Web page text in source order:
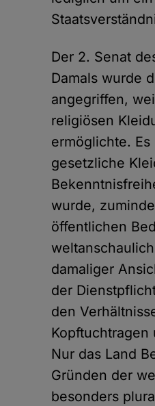
Der 2. Senat
Damals wurde
angegriffen,
religiösen
ermöglichte.
gesetzliche
wurde,
öffentlichen
damaliger
der
den
Nur das Land
Gründen der
besonders